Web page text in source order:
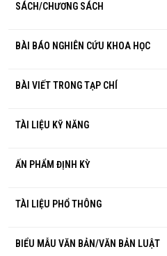
SÁCH/CHƯƠNG SÁCH
BÀI BÁO NGHIÊN CỨU KHOA HỌC
BÀI VIẾT TRONG TẠP CHÍ
TÀI LIỆU KỸ NĂNG
ẤN PHẨM ĐỊNH KỲ
TÀI LIỆU PHỔ THÔNG
BIỂU MẪU VĂN BẢN/VĂN BẢN LUẬT